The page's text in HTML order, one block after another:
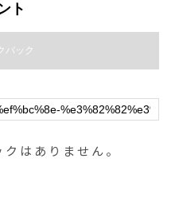
ト
バック
はありません。